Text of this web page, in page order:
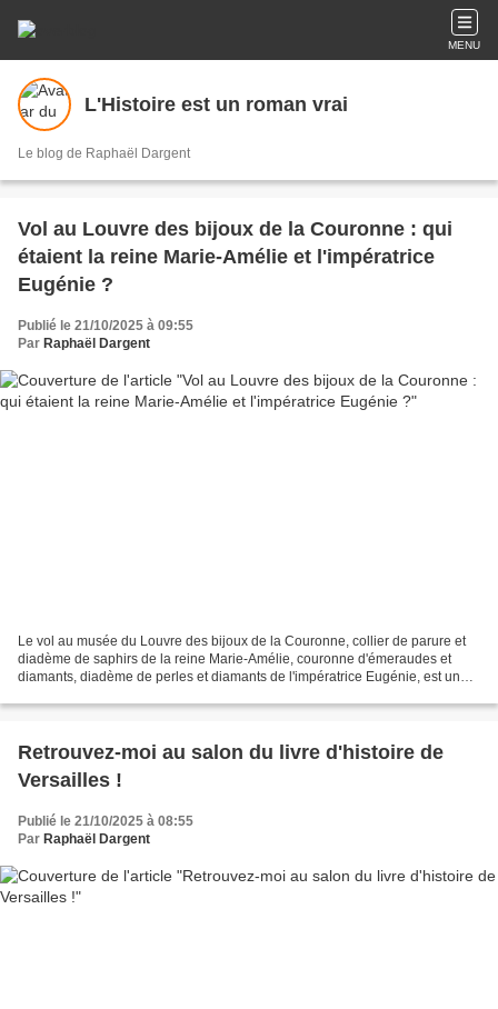
MENU
L'Histoire est un roman vrai
Le blog de Raphaël Dargent
Vol au Louvre des bijoux de la Couronne : qui
étaient la reine Marie-Amélie et l'impératrice
Eugénie ?
Publié le 21/10/2025 à 09:55
Par Raphaël Dargent
Le vol au musée du Louvre des bijoux de la Couronne, collier de parure et
diadème de saphirs de la reine Marie-Amélie, couronne d'émeraudes et
diamants, diadème de perles et diamants de l'impératrice Eugénie, est un
Retrouvez-moi au salon du livre d'histoire de
Versailles !
Publié le 21/10/2025 à 08:55
Par Raphaël Dargent